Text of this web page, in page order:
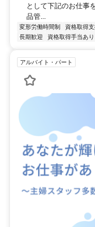
として下記のお仕事
品管...
変形労働時間制 資格取得
長期歓迎
資格取得手当あり
アルバイト・パート